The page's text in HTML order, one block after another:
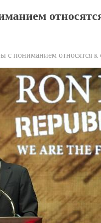
с пониманием относятся